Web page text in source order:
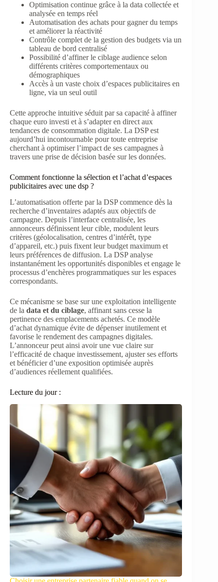
Optimisation continue grâce à la data collectée et
analysée en temps réel
Automatisation des achats pour gagner du temps
et améliorer la réactivité
Contrôle complet de la gestion des budgets via un
tableau de bord centralisé
Possibilité d’affiner le ciblage audience selon
différents critères comportementaux ou
démographiques
Accès à un vaste choix d’espaces publicitaires en
ligne, via un seul outil
Cette approche intuitive séduit par sa capacité à affiner
chaque euro investi et à s’adapter en direct aux
tendances de consommation digitale. La DSP est
aujourd’hui incontournable pour toute entreprise
cherchant à optimiser l’impact de ses campagnes à
travers une prise de décision basée sur les données.
Comment fonctionne la sélection et l’achat d’espaces
publicitaires avec une dsp ?
L’automatisation offerte par la DSP commence dès la
recherche d’inventaires adaptés aux objectifs de
campagne. Depuis l’interface centralisée, les
annonceurs définissent leur cible, modulent leurs
critères (géolocalisation, centres d’intérêt, type
d’appareil, etc.) puis fixent leur budget maximum et
leurs préférences de diffusion. La DSP analyse
instantanément les opportunités disponibles et engage le
processus d’enchères programmatiques sur les espaces
correspondants.
Ce mécanisme se base sur une exploitation intelligente
de la data et du ciblage, affinant sans cesse la
pertinence des emplacements achetés. Ce modèle
d’achat dynamique évite de dépenser inutilement et
favorise le rendement des campagnes digitales.
L’annonceur peut ainsi avoir une vue claire sur
l’efficacité de chaque investissement, ajuster ses efforts
et bénéficier d’une exposition optimisée auprès
d’audiences réellement qualifiées.
Lecture du jour :